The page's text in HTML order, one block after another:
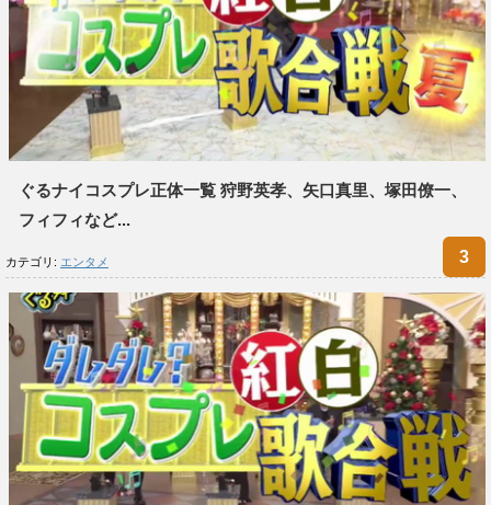
ぐるナイコスプレ正体一覧 狩野英孝、矢口真里、塚田僚一、
フィフィなど...
カテゴリ: エンタメ